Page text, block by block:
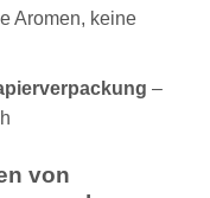
Aromen, keine
–
von